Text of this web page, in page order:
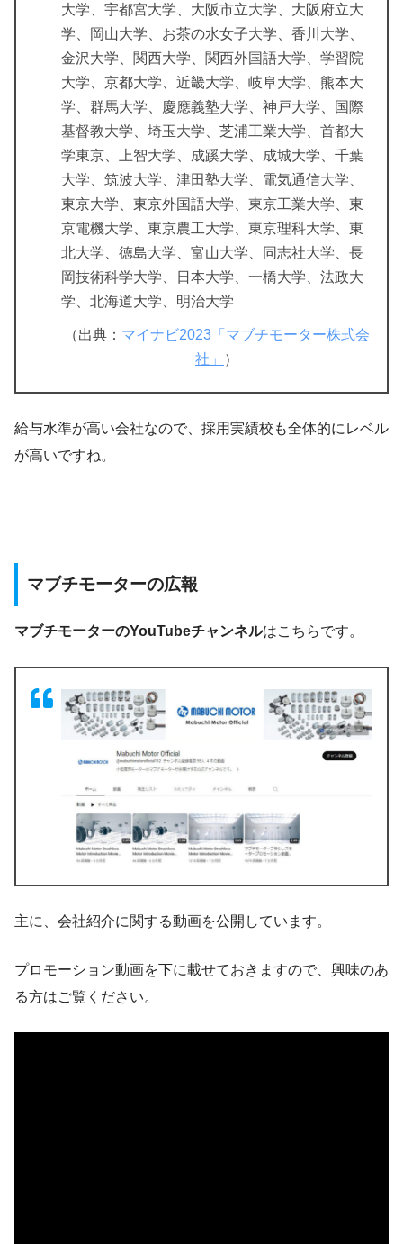
大学、宇都宮大学、大阪市立大学、大阪府立大
学、岡山大学、お茶の水女子大学、香川大学、
金沢大学、関西大学、関西外国語大学、学習院
大学、京都大学、近畿大学、岐阜大学、熊本大
学、群馬大学、慶應義塾大学、神戸大学、国際
基督教大学、埼玉大学、芝浦工業大学、首都大
学東京、上智大学、成蹊大学、成城大学、千葉
大学、筑波大学、津田塾大学、電気通信大学、
東京大学、東京外国語大学、東京工業大学、東
京電機大学、東京農工大学、東京理科大学、東
北大学、徳島大学、富山大学、同志社大学、長
岡技術科学大学、日本大学、一橋大学、法政大
学、北海道大学、明治大学
（出典： マイナビ2023「マブチモーター株式会
社」
）
給与水準が高い会社なので、採用実績校も全体的にレベル
が高いですね。
マブチモーターの広報
マブチモーターのYouTubeチャンネルはこちらです。
主に、会社紹介に関する動画を公開しています。
プロモーション動画を下に載せておきますので、興味のあ
る方はご覧ください。